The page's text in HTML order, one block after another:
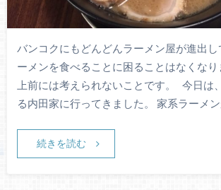
バンコクにもどんどんラーメン屋が進出し
ーメンを食べることに困ることはなくな
上前には考えられないことです。 今日は
る内田家に行ってきました。 家系ラーメ
続きを読む